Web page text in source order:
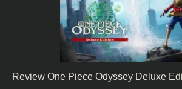
Review One Piece Odyssey Deluxe